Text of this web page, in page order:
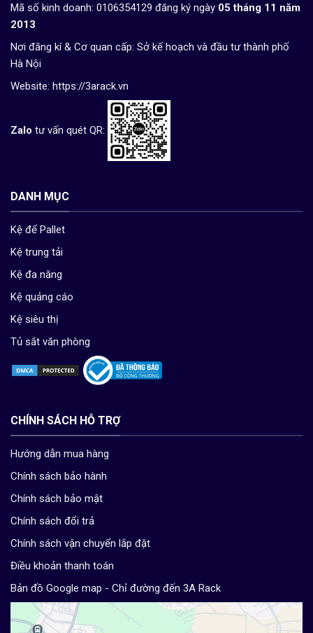
Mã số kinh doanh: 0106354129 đăng ký ngày 05 tháng 11 năm
2013
Nơi đăng kí & Cơ quan cấp: Sở kế hoạch và đầu tư thành phố
Hà Nội
Website: https://3arack.vn
Zalo tư vấn quét QR:
DANH MỤC
Kệ để Pallet
Kệ trung tải
Kệ đa năng
Kệ quảng cáo
Kệ siêu thị
Tủ sắt văn phòng
CHÍNH SÁCH HỖ TRỢ
Hướng dẫn mua hàng
Chính sách bảo hành
Chính sách bảo mật
Chính sách đổi trả
Chính sách vận chuyển lắp đặt
Điều khoản thanh toán
Bản đồ Google map - Chỉ đường đến 3A Rack